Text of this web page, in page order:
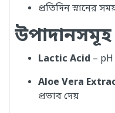
প্রতিদিন স্নানের
উপাদানসমূহ
Lactic Acid – pH
Aloe Vera
প্রভাব দেয়